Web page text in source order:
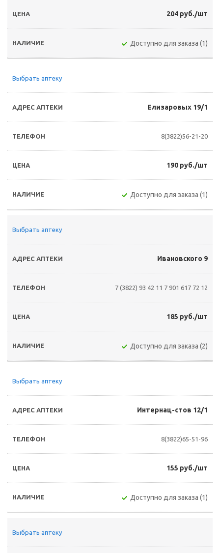
204 руб./шт
Доступно для заказа (1)
Выбрать аптеку
Елизаровых 19/1
8(3822)56-21-20
190 руб./шт
Доступно для заказа (1)
Выбрать аптеку
Ивановского 9
7 (3822) 93 42 11 7 901 617 72 12
185 руб./шт
Доступно для заказа (2)
Выбрать аптеку
Интернац-стов 12/1
8(3822)65-51-96
155 руб./шт
Доступно для заказа (1)
Выбрать аптеку